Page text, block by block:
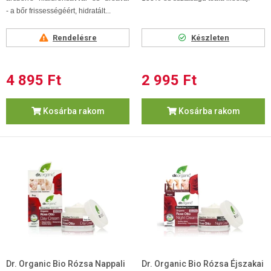
- a bőr frissességéért, hidratált...
Rendelésre
4 895 Ft
Kosárba rakom
Készleten
2 995 Ft
Kosárba rakom
Dr. Organic Bio Rózsa Nappali
Dr. Organic Bio Rózsa Éjszakai